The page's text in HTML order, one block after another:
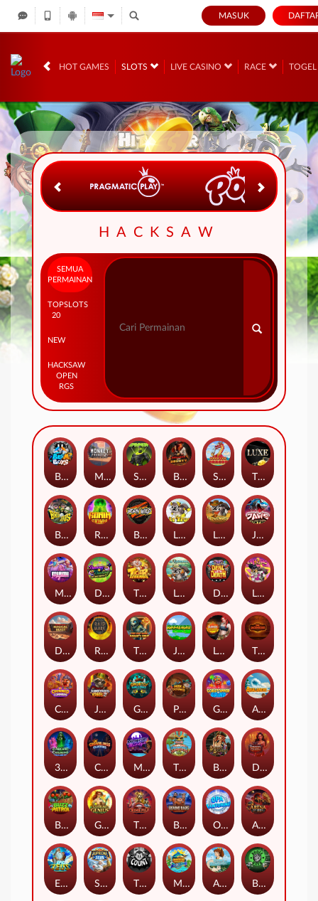
MASUK
HOT GAMES SLOTS LIVE CASINO RACE TOGEL
IDR
HACKSAW
SEMUA
PERMAINAN
TOP
20
SLOTS
NEW
HACKSAW
OPEN
RGS
Beam Boys Monkey Frenzy 2: Boss is Here! Spinman BULLETS AND BOUNTY SMOKING DRAGON The Luxe
BASH BROS Ronin Stackways Born Wild LE ZEUS LE COWBOY JAWS OF JUSTICE
MIAMI MAYHEM DONNY AND DANNY TIGER LEGENDS Le Fisherman DEAL WITH DEATH LE KING
Darkside Prairie: Magical Beast Raidmark The Lost Book of Mummy’s Curse Jumpasaurs Leatherheads The Jack & Rose
Crowned Corners Junkyard Kings 2 Ghostly Hallows Peek & Pounce Gobstopper Grind Avalanche
3 Arcane Cauldrons Crownlings Clusters Midnight Mirage Tikitopia BoosterBelt Bonnie's Buccaneers Demon Queen
Buzz Patrol Gearlab Genius The Crime File Behind Bars: Masterplan Opa Santorini! Arena of Iron
Epic Ze Zeus Supreme Zeus THE COUNT MARLIN MASTERS: THE BIG HAUL Aiko and the Wind Spirit Booze Bash